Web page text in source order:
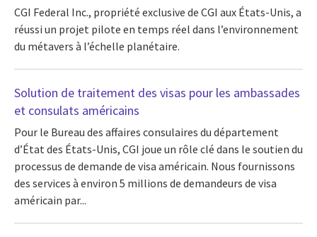
CGI Federal Inc., propriété exclusive de CGI aux États-Unis, a
réussi un projet pilote en temps réel dans l’environnement
du métavers à l’échelle planétaire.
Solution de traitement des visas pour les ambassades
et consulats américains
Pour le Bureau des affaires consulaires du département
d’État des États-Unis, CGI joue un rôle clé dans le soutien du
processus de demande de visa américain. Nous fournissons
des services à environ 5 millions de demandeurs de visa
américain par...